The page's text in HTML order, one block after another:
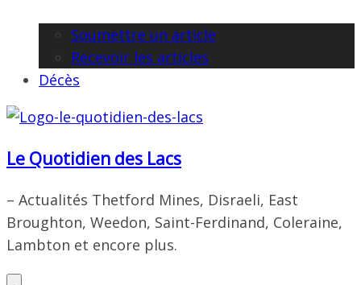
Soumettre un article
Recevoir les articles
Décès
Le Quotidien des Lacs
– Actualités Thetford Mines, Disraeli, East
Broughton, Weedon, Saint-Ferdinand, Coleraine,
Lambton et encore plus.